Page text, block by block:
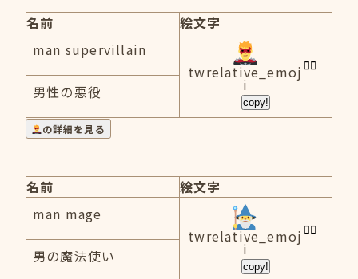
名前
絵文字
man supervillain
twrelative_emoj
i
copy!
男性の悪役
の詳細を見る
名前
絵文字
man mage
twrelative_emoj
i
copy!
男の魔法使い